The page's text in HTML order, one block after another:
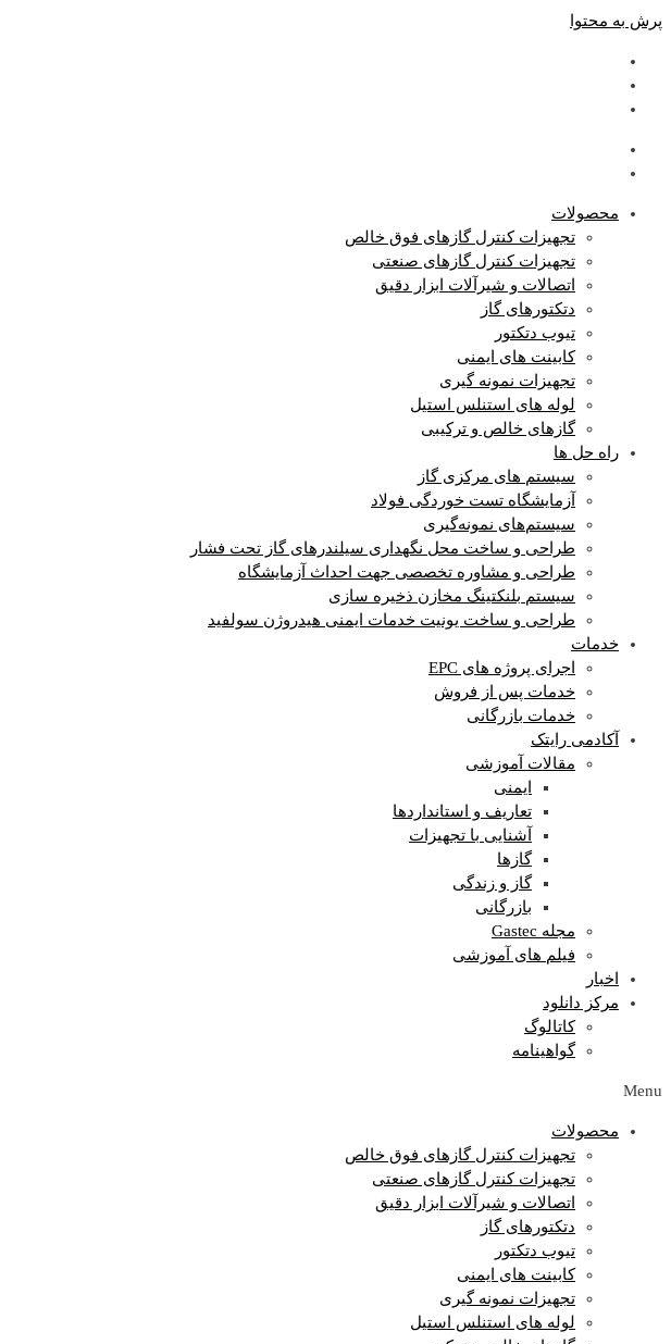
پرش به محتوا
محصولات
تجهیزات کنترل گازهای فوق خالص
تجهیزات کنترل گازهای صنعتی
اتصالات و شیرآلات ابزار دقیق
دتکتورهای گاز
تیوب دتکتور
کابینت های ایمنی
تجهیزات نمونه گیری
لوله های استنلس استیل
گازهای خالص و ترکیبی
راه حل ها
سیستم های مرکزی گاز
آزمایشگاه‌ تست خوردگی فولاد
سیستم‌های نمونه‌گیری
طراحی و ساخت محل نگهداری سیلندرهای گاز تحت فشار
طراحی و مشاوره تخصصی جهت احداث آزمایشگاه
سیستم بلنکتینگ مخازن ذخیره سازی
طراحی و ساخت یونیت خدمات ایمنی هیدروژن سولفید
خدمات
اجرای پروژه های EPC
خدمات پس از فروش
خدمات بازرگانی
آکادمی رایتک
مقالات آموزشی
ایمنی
تعاریف و استانداردها
آشنایی با تجهیزات
گازها
گاز و زندگی
بازرگانی
مجله Gastec
فیلم های آموزشی
اخبار
مرکز دانلود
کاتالوگ
گواهینامه
Menu
محصولات
تجهیزات کنترل گازهای فوق خالص
تجهیزات کنترل گازهای صنعتی
اتصالات و شیرآلات ابزار دقیق
دتکتورهای گاز
تیوب دتکتور
کابینت های ایمنی
تجهیزات نمونه گیری
لوله های استنلس استیل